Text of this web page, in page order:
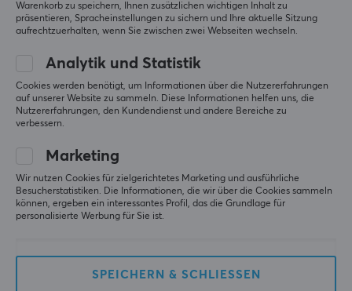
Realitätsnähe, Haltbarkeit und Komfort ausgelegt –
damit sich der Fahrer auf das Wesentliche
TECHNISCHE DATEN
EIGENSCHAFTEN
Farbe
GARANTIE
1 jahr garantie
Community
Warenkorb zu speichern, Ihnen zusätzlichen wichtigen Inhalt zu
präsentieren, Spracheinstellungen zu sichern und Ihre aktuelle Sitzung
aufrechtzuerhalten, wenn Sie zwischen zwei Webseiten wechseln.
Analytik und Statistik
Cookies werden benötigt, um Informationen über die Nutzererfahrungen
auf unserer Website zu sammeln. Diese Informationen helfen uns, die
Nutzererfahrungen, den Kundendienst und andere Bereiche zu
verbessern.
Marketing
Wir nutzen Cookies für zielgerichtetes Marketing und ausführliche
Besucherstatistiken. Die Informationen, die wir über die Cookies sammeln
können, ergeben ein interessantes Profil, das die Grundlage für
personalisierte Werbung für Sie ist.
SPEICHERN & SCHLIESSEN